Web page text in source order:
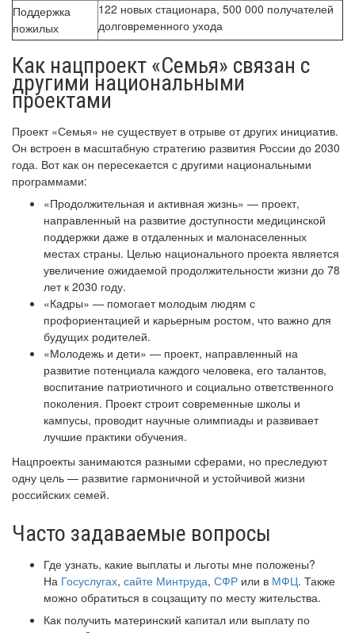
Поддержка
пожилых
122 новых стационара, 500 000 получателей
долговременного ухода
Как нацпроект «Семья» связан с
другими национальными
проектами
Проект «Семья» не существует в отрыве от других инициатив.
Он встроен в масштабную стратегию развития России до 2030
года. Вот как он пересекается с другими национальными
программами:
«Продолжительная и активная жизнь» — проект,
направленный на развитие доступности медицинской
поддержки даже в отдаленных и малонаселенных
местах страны. Целью национального проекта является
увеличение ожидаемой продолжительности жизни до 78
лет к 2030 году.
«Кадры» — помогает молодым людям с
профориентацией и карьерным ростом, что важно для
будущих родителей.
«Молодежь и дети» — проект, направленный на
развитие потенциала каждого человека, его талантов,
воспитание патриотичного и социально ответственного
поколения. Проект строит современные школы и
кампусы, проводит научные олимпиады и развивает
лучшие практики обучения.
Нацпроекты занимаются разными сферами, но преследуют
одну цель — развитие гармоничной и устойчивой жизни
российских семей.
Часто задаваемые вопросы
Где узнать, какие выплаты и льготы мне положены?
На Госуслугах, сайте Минтруда, СФР или в МФЦ. Также
можно обратиться в соцзащиту по месту жительства.
Как получить материнский капитал или выплату по